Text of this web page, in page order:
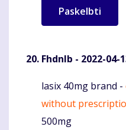
Fhdnlb - 2022-04-
Komentaras
lasix 40mg brand -
without
500mg